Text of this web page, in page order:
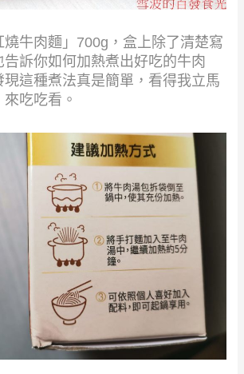
燒牛肉麵」700g，盒上除了清楚寫
告訴你如何加熱煮出好吃的牛肉
這種煮法真是簡單，看得我立馬
吃吃看。